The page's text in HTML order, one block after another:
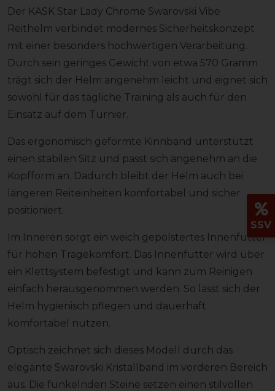
Der KASK Star Lady Chrome Swarovski Vibe
Reithelm verbindet modernes Sicherheitskonzept
mit einer besonders hochwertigen Verarbeitung.
Durch sein geringes Gewicht von etwa 570 Gramm
trägt sich der Helm angenehm leicht und eignet sich
sowohl für das tägliche Training als auch für den
Einsatz auf dem Turnier.
Das ergonomisch geformte Kinnband unterstützt
einen stabilen Sitz und passt sich angenehm an die
Kopfform an. Dadurch bleibt der Helm auch bei
längeren Reiteinheiten komfortabel und sicher
positioniert.
Im Inneren sorgt ein weich gepolstertes Innenfutter
für hohen Tragekomfort. Das Innenfutter wird über
ein Klettsystem befestigt und kann zum Reinigen
einfach herausgenommen werden. So lässt sich der
Helm hygienisch pflegen und dauerhaft
komfortabel nutzen.
Optisch zeichnet sich dieses Modell durch das
elegante Swarovski Kristallband im vorderen Bereich
aus. Die funkelnden Steine setzen einen stilvollen
SSV